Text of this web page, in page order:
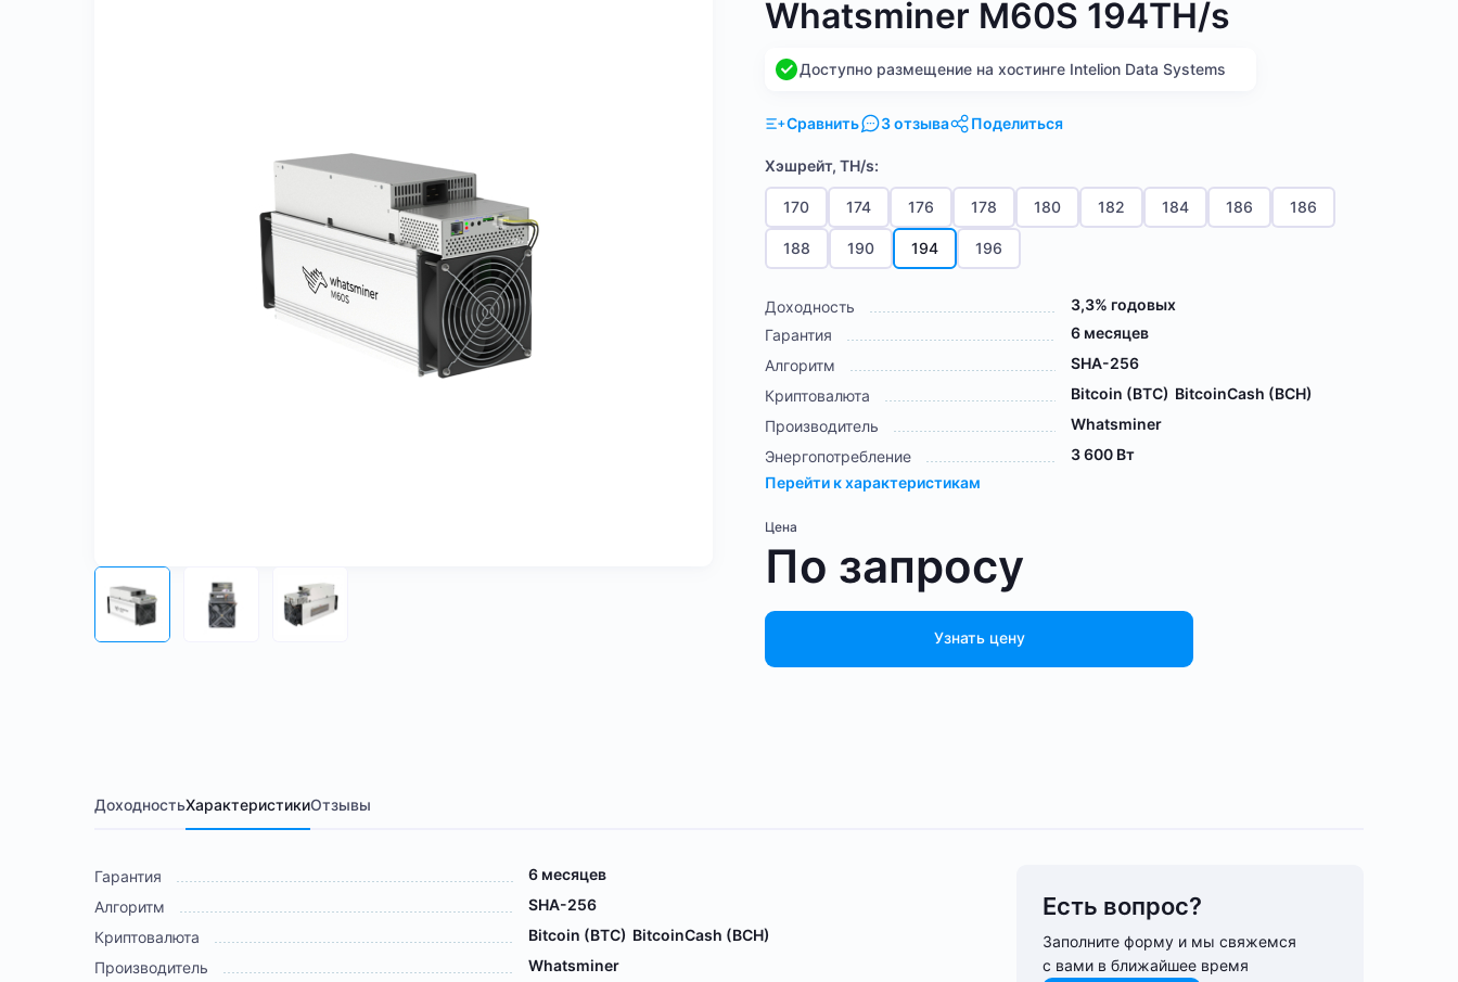
Whatsminer M60S 194TH/s
Доступно размещение на хостинге Intelion Data Systems
Сравнить 3 отзыва Поделиться
Хэшрейт, TH/s:
170 174 176 178 180 182 184 186 186
188 190 194 196
Доходность
3,3% годовых
Гарантия
6 месяцев
Алгоритм
SHA-256
Криптовалюта
Bitcoin (BTC) BitcoinCash (BCH)
Производитель
Whatsminer
Энергопотребление
3 600 Вт
Перейти к характеристикам
Цена
По запросу
Узнать цену
ДоходностьХарактеристикиОтзывы
Гарантия
6 месяцев
Алгоритм
SHA-256
Криптовалюта
Bitcoin (BTC) BitcoinCash (BCH)
Производитель
Whatsminer
Есть вопрос?
Заполните форму и мы свяжемся
с вами в ближайшее время